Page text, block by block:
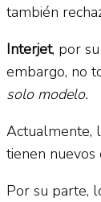
también
Interjet, por
embargo, no
solo modelo.
Actualmente,
tienen nuevos
Por su parte,